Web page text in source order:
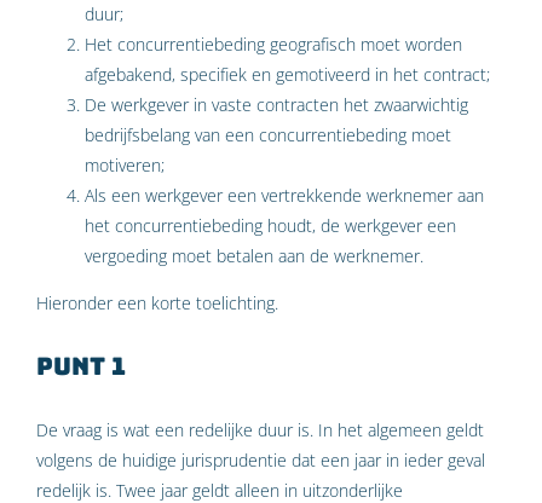
duur;
Het concurrentiebeding geografisch moet worden
afgebakend, specifiek en gemotiveerd in het contract;
De werkgever in vaste contracten het zwaarwichtig
bedrijfsbelang van een concurrentiebeding moet
motiveren;
Als een werkgever een vertrekkende werknemer aan
het concurrentiebeding houdt, de werkgever een
vergoeding moet betalen aan de werknemer.
Hieronder een korte toelichting.
Punt 1
De vraag is wat een redelijke duur is. In het algemeen geldt
volgens de huidige jurisprudentie dat een jaar in ieder geval
redelijk is. Twee jaar geldt alleen in uitzonderlijke